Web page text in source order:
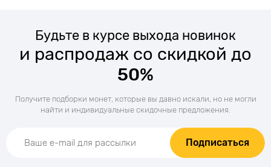
Будьте в курсе выхода новинок
и распродаж со скидкой до
50%
Получите подборки монет, которые вы давно искали, но не могли
найти и индивидуальные скидочные предложения.
Подписаться